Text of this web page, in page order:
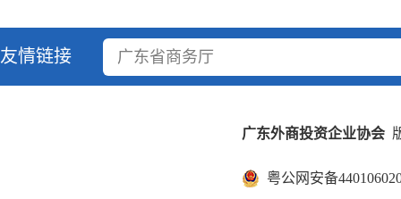
友情链接 广东省商务厅
广东外商投资企业协会
粤公网安备